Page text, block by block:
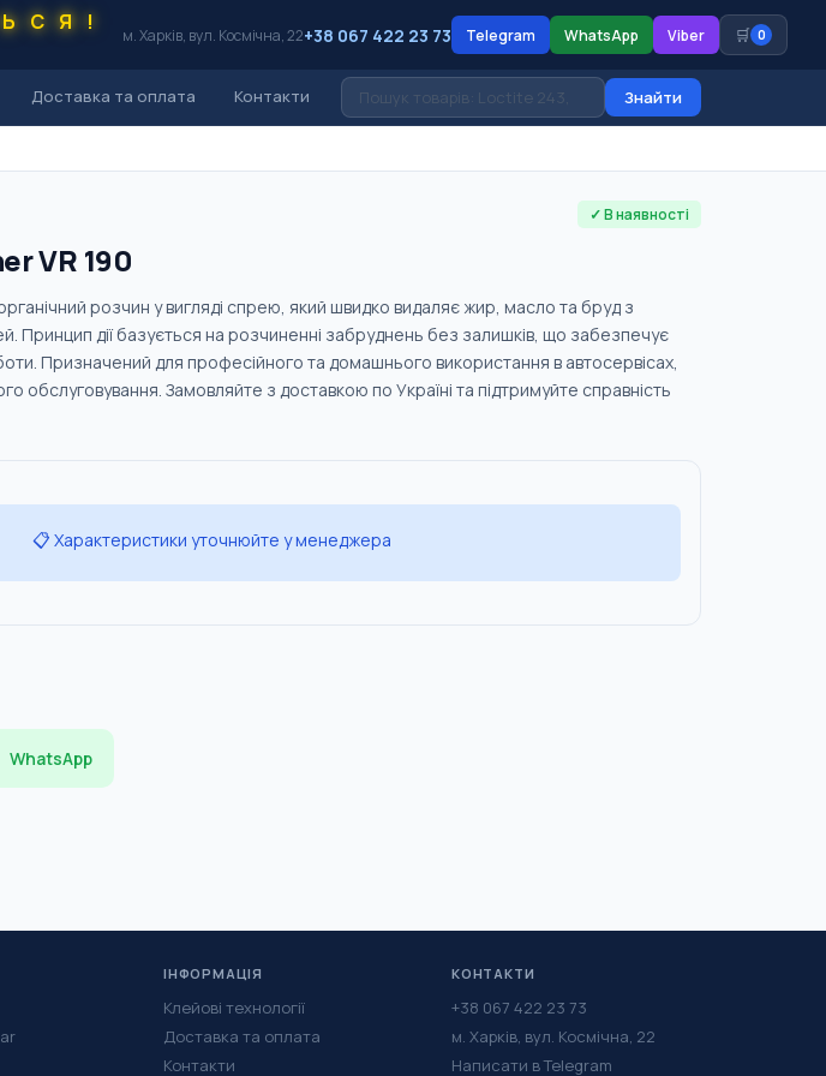
м. Харків, вул. Космічна, 22+38 067 422 23 73 Telegram WhatsApp Viber 🛒 0
Доставка та оплата Контакти Знайти
✓ В наявності
VR 190
розчин у вигляді спрею, який швидко видаляє жир, масло та бруд з
Принцип дії базується на розчиненні забруднень без залишків, що забезпечує
Призначений для професійного та домашнього використання в автосервісах,
обслуговування. Замовляйте з доставкою по Україні та підтримуйте справність
📋 Характеристики уточнюйте у менеджера
WhatsApp
ІНФОРМАЦІЯ
Клейові технології
Доставка та оплата
Контакти
КОНТАКТИ
+38 067 422 23 73
м. Харків, вул. Космічна, 22
Написати в Telegram